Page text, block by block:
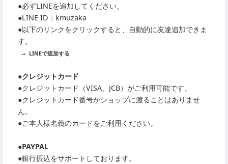
●必ずLINEを追加してください。
●LINE ID：kmuzaka
●以下のリンクをクリックすると、自動的に友達追加できま
す。
→ LINEで追加する
●クレジットカード
●クレジットカード（VISA、JCB）がご利用可能です。
●クレジットカード番号がショップに渡ることはありませ
ん。
●ご本人様名義のカードをご利用ください。
●PAYPAL
●銀行振込をサポートしております。